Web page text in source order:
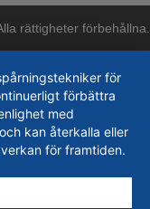
rättigheter förbehållna.
för
förbättra
med
kan återkalla eller
för framtiden.